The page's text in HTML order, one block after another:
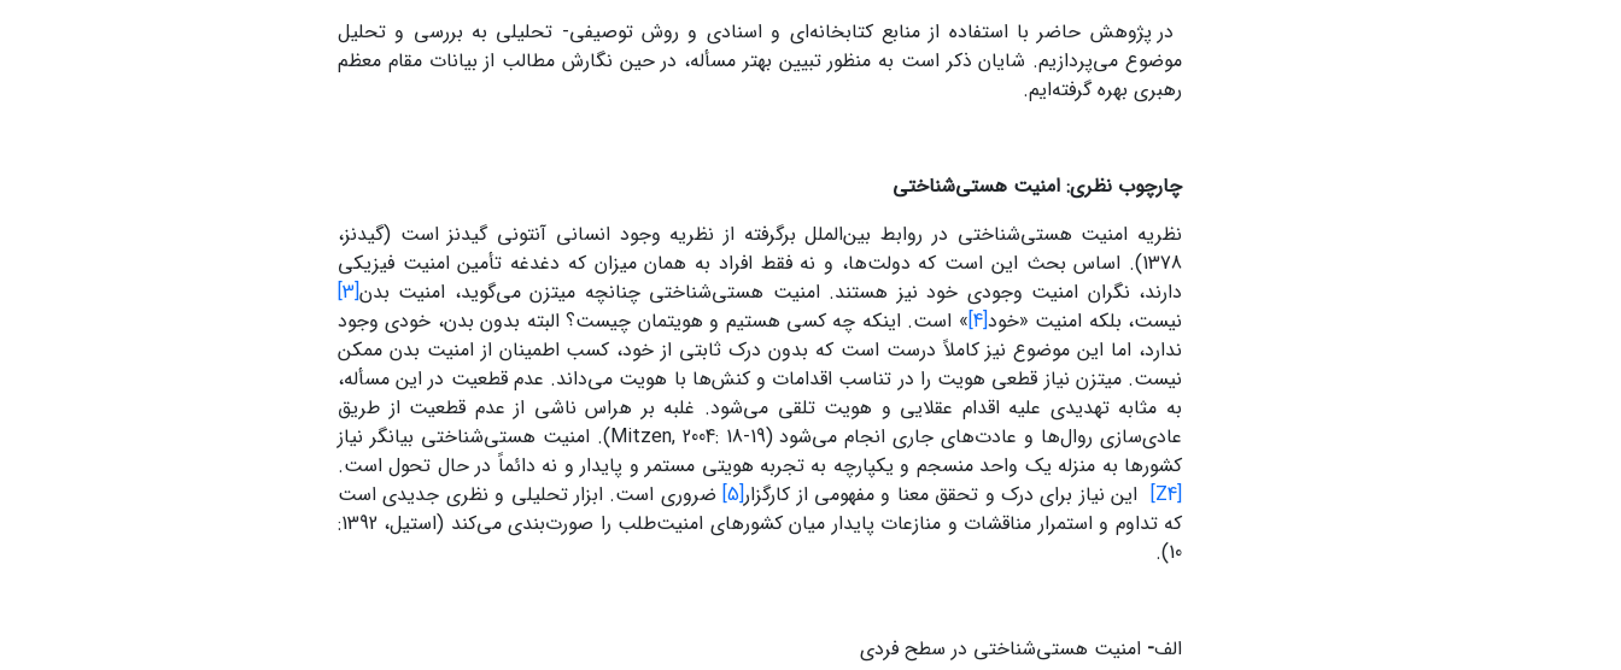
در پژوهش حاضر با استفاده از منابع کتابخانه‌ای و اسنادی و روش توصیفی- تحلیلی به بررسی و تحلیل
موضوع می‌پردازیم. شایان ذکر است به منظور تبیین بهتر مسأله، در حین نگارش مطالب از بیانات مقام معظم
رهبری بهره گرفته‌ایم.
چارچوب نظری: امنیت هستی‌شناختی
نظریه امنیت هستی‌شناختی در روابط بین‌الملل برگرفته از نظریه وجود انسانی آنتونی گیدنز است (گیدنز،
1378). اساس بحث این است که دولت‌ها، و نه فقط افراد به همان میزان که دغدغه تأمین امنیت فیزیکی
دارند، نگران امنیت وجودی خود نیز هستند. امنیت هستی‌شناختی چنانچه میتزن می‌گوید، امنیت بدن[3]
نیست، بلکه امنیت «خود[4] » است. اینکه چه کسی هستیم و هویتمان چیست؟ البته بدون بدن، خودی وجود
ندارد، اما این موضوع نیز کاملاً درست است که بدون درک ثابتی از خود، کسب اطمینان از امنیت بدن ممکن
نیست. میتزن نیاز قطعی هویت را در تناسب اقدامات و کنش‌ها با هویت می‌داند. عدم قطعیت در این مسأله،
به مثابه تهدیدی علیه اقدام عقلایی و هویت تلقی می‌شود. غلبه بر هراس ناشی از عدم قطعیت از طریق
عادی‌سازی روال‌ها و عادت‌های جاری انجام می‌شود (Mitzen, 2004: 18-19). امنیت هستی‌شناختی بیانگر نیاز
کشورها به منزله یک واحد منسجم و یکپارچه به تجربه هویتی مستمر و پایدار و نه دائماً در حال تحول است.
[Z4]
این نیاز برای درک و تحقق معنا و مفهومی از کارگزار[5] ضروری است. ابزار تحلیلی و نظری جدیدی است
که تداوم و استمرار مناقشات و منازعات پایدار میان کشورهای امنیت‌طلب را صورت‌بندی می‌کند (استیل، 1392:
10).
الف- امنیت هستی‌شناختی در سطح فردی